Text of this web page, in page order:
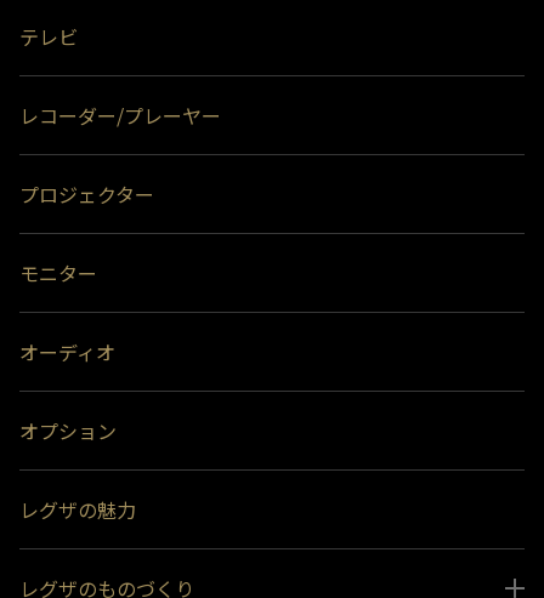
テレビ
レコーダー/プレーヤー
プロジェクター
モニター
オーディオ
オプション
レグザの魅力
レグザのものづくり